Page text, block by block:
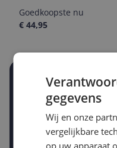
Goedkoopste nu
€ 44,95
Stel een alert in
Krijg een seintje zodra
Jouw e-mailadres
gegevens
Wij en onze
vergelijkbare
op uw apparaat